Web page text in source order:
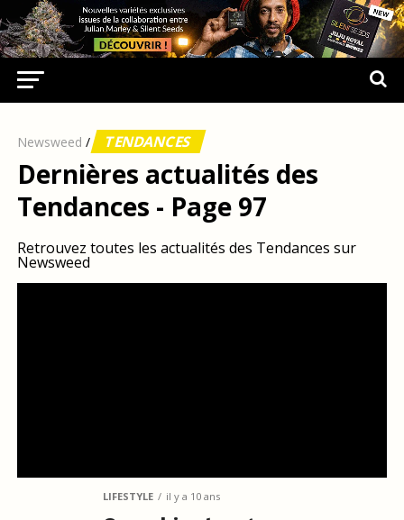
Newsweed / TENDANCES
Dernières actualités des
Tendances - Page 97
Retrouvez toutes les actualités des Tendances sur
Newsweed
LIFESTYLE il y a 10 ans